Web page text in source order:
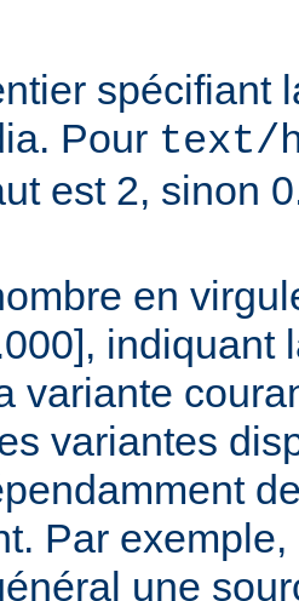
spécifiant
Pour text/
est 2, sinon
en
indiquant
variante
variantes
Par
une